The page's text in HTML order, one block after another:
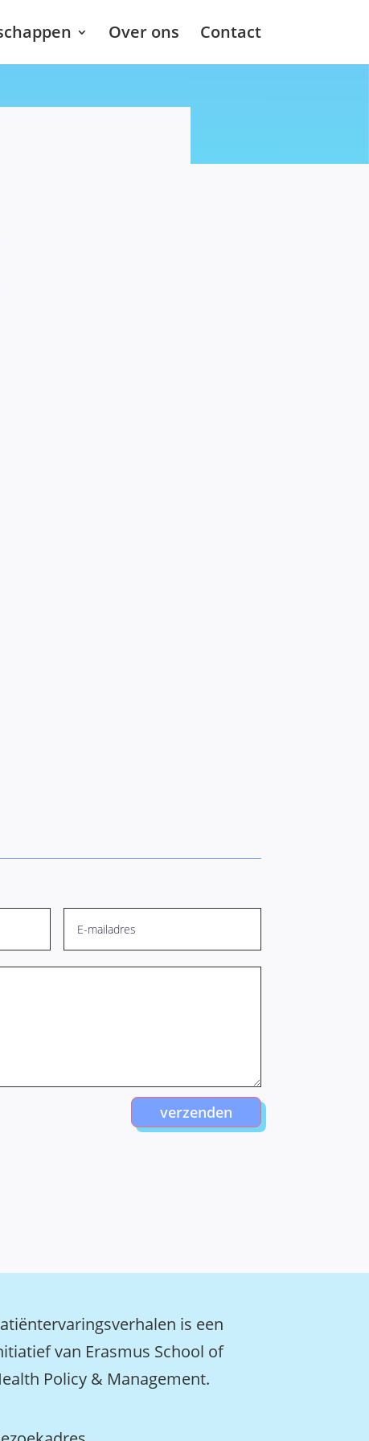
Over ons Contact
verzenden
is een
van Erasmus School of
Policy & Management.